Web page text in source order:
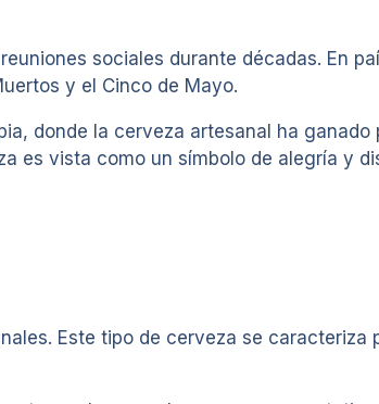
sociales durante décadas. En
y el Cinco de Mayo.
donde la cerveza artesanal ha ganado
es vista como un símbolo de alegría y
Este tipo de cerveza se caracteriza